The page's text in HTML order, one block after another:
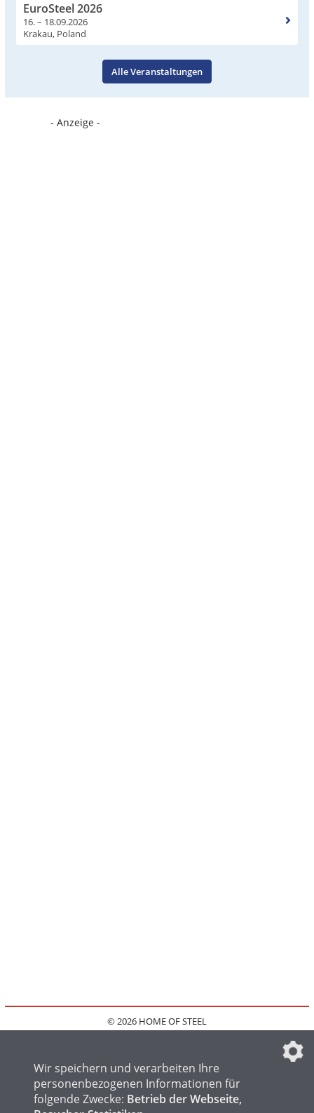
EuroSteel 2026
16. – 18.09.2026
Krakau, Poland
Alle Veranstaltungen
- Anzeige -
© 2026 HOME OF STEEL
IMPRESSUM
FAQ
DATENSCHUTZEINSTELLUNGEN
Wir speichern und verarbeiten Ihre
personenbezogenen Informationen für
folgende Zwecke: Betrieb der Webseite,